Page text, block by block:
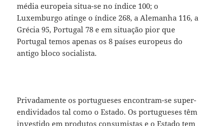
média europeia situa-se no índice 100; o
Luxemburgo atinge o índice 268, a Alemanha 116, a
Grécia 95, Portugal 78 e em situação pior que
Portugal temos apenas os 8 países europeus do
antigo bloco socialista.
Privadamente os portugueses encontram-se super-
endividados tal como o Estado. Os portugueses têm
investido em produtos consumistas e o Estado tem